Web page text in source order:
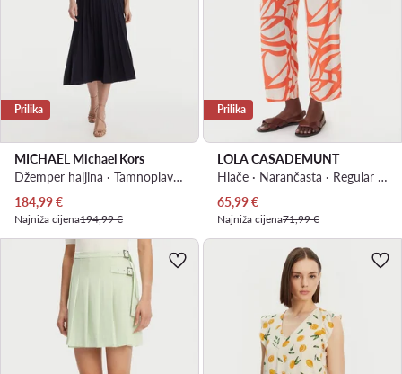
Prilika
MICHAEL Michael Kors
Džemper haljina · Tamnoplava · Midi
Trenutna cijena
184,99€
Najniža cijena194,99 €
Prilika
LOLA CASADEMUNT
Hlače · Narančasta · Regular Fit
Trenutna cijena
65,99€
Najniža cijena71,99 €